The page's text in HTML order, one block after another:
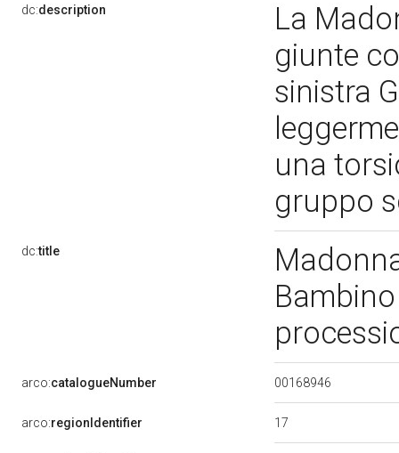
dc:description
La
giunte
sinistra
una
gruppo
dc:title
arco:catalogueNumber 00168946
arco:regionIdentifier 17